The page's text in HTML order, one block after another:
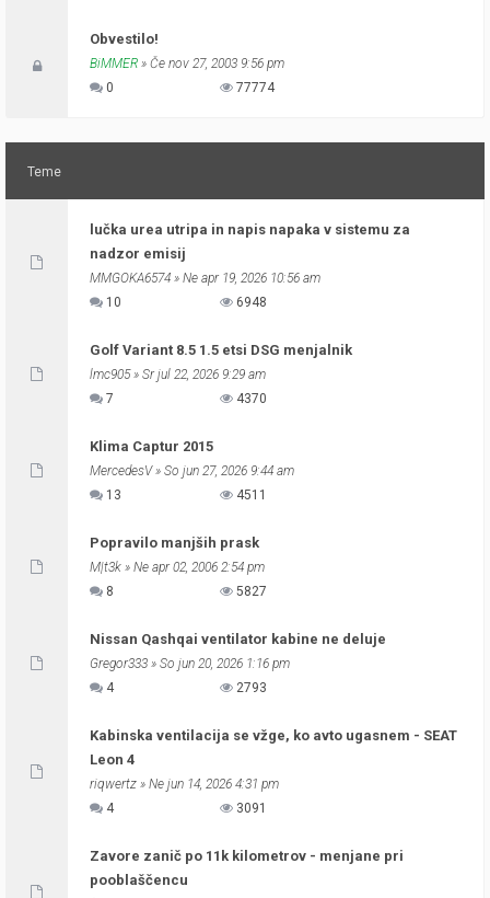
Obvestilo!
BiMMER » Če nov 27, 2003 9:56 pm
0
77774
Teme
lučka urea utripa in napis napaka v sistemu za
nadzor emisij
MMGOKA6574 » Ne apr 19, 2026 10:56 am
10
6948
Golf Variant 8.5 1.5 etsi DSG menjalnik
lmc905» Sr jul 22, 2026 9:29 am
7
4370
Klima Captur 2015
MercedesV» So jun 27, 2026 9:44 am
13
4511
Popravilo manjših prask
M|t3k » Ne apr 02, 2006 2:54 pm
8
5827
Nissan Qashqai ventilator kabine ne deluje
Gregor333 » So jun 20, 2026 1:16 pm
4
2793
Kabinska ventilacija se vžge, ko avto ugasnem - SEAT
Leon 4
riqwertz » Ne jun 14, 2026 4:31 pm
4
3091
Zavore zanič po 11k kilometrov - menjane pri
pooblaščencu